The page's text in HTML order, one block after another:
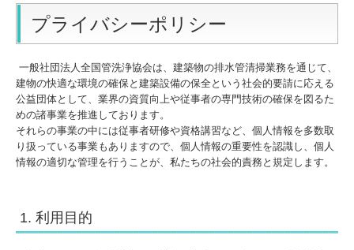
従事者研修スケジュール
資格講習スケジュール
資格(zoom)再講習とは
資格(zoom)再講習スケジュール
技士資格講習とは
技術情報
動画配信
プライバシーポリシー
一般社団法人全国管洗浄協会は、建築物の排水管清掃業務を通じて、
建物の快適な環境の確保と建築設備の保全という社会的要請に応える
公益団体として、業界の資質向上や従事者の専門技術の確保を図るた
めの諸事業を推進しております。
それらの事業の中には従事者研修や資格講習など、個人情報を多数取
り扱っている事業もありますので、個人情報の重要性を認識し、個人
情報の適切な管理を行うことが、私たちの社会的責務と規定します。
1. 利用目的